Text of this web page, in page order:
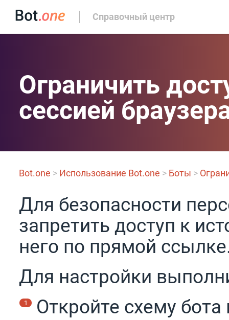
Справочный центр
Ограничить
сессией
Bot.one > Использование Bot.one > Боты >
Для безопасности
запретить доступ к
него по прямой
Для настройки
Откройте схему